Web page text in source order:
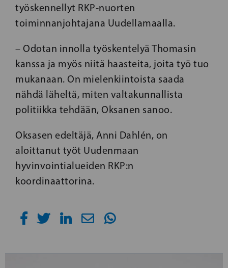
työskennellyt RKP-nuorten
toiminnanjohtajana Uudellamaalla.
– Odotan innolla työskentelyä Thomasin
kanssa ja myös niitä haasteita, joita työ tuo
mukanaan. On mielenkiintoista saada
nähdä läheltä, miten valtakunnallista
politiikka tehdään, Oksanen sanoo.
Oksasen edeltäjä, Anni Dahlén, on
aloittanut työt Uudenmaan
hyvinvointialueiden RKP:n
koordinaattorina.